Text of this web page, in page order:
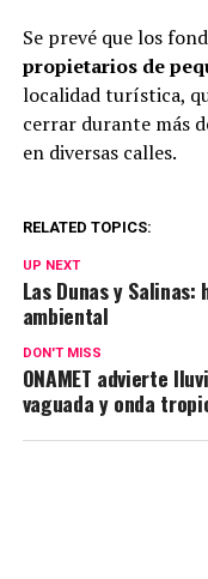
Se prevé que los
propietarios de
localidad turística,
cerrar durante más
en diversas calles.
RELATED TOPICS:
UP NEXT
Las Dunas y
ambiental
DON'T MISS
ONAMET advierte
vaguada y onda